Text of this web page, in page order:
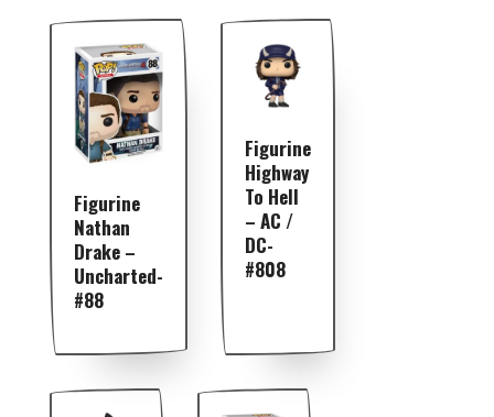
Figurine
Nathan
Drake –
Uncharted-
#88
Figurine
Highway
To Hell
– AC /
DC-
#808